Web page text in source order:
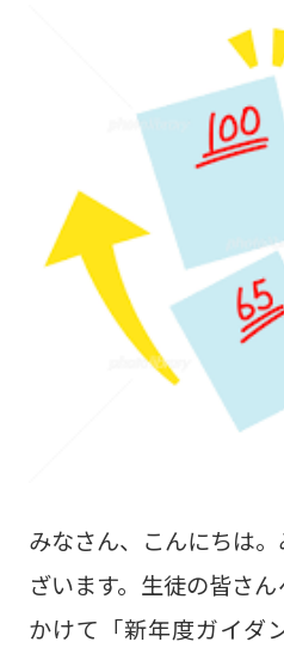
に体験授業や面談を通
感してみてください(*^-
みなさん、こんにちは
ざいます。生徒の皆さ
かけて「新年度ガイダ